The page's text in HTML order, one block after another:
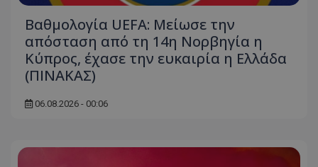
Βαθμολογία UEFA: Μείωσε την
απόσταση από τη 14η Νορβηγία η
Κύπρος, έχασε την ευκαιρία η Ελλάδα
(ΠΙΝΑΚΑΣ)
06.08.2026 - 00:06